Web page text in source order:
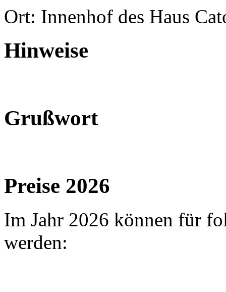
Ort: Innenhof des Haus
Hinweise
Grußwort
Preise 2026
Im Jahr 2026 können für
werden: